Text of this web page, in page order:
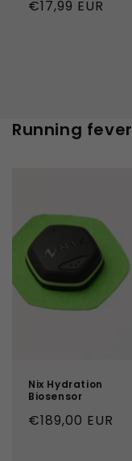
di
€17,99 EUR
Running fever
Nix Hydration
Biosensor
Prezzo
€189,00 EUR